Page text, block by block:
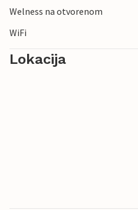
Welness na otvorenom
WiFi
Lokacija